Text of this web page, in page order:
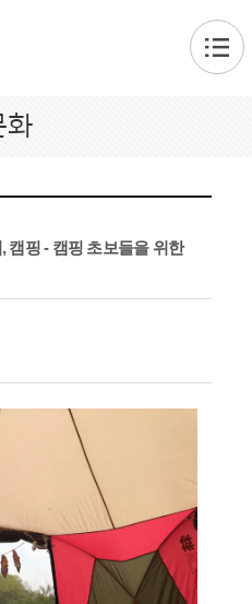
화
캠핑 - 캠핑 초보들을 위한